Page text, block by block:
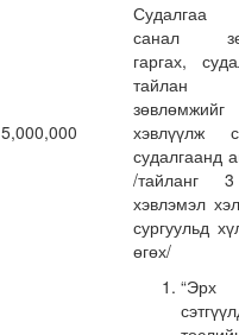
5,000,000
Судалгаа
санал
гаргах,
тайлан
зөвлөмжийг
хэвлүүлж
судалгаанд
/тайланг
хэвлэмэл
сургуульд
өгөх/
“Эрх